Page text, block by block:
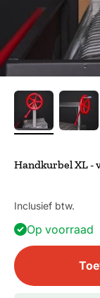
Handkurbel XL -
Inclusief btw.
Op voorraad